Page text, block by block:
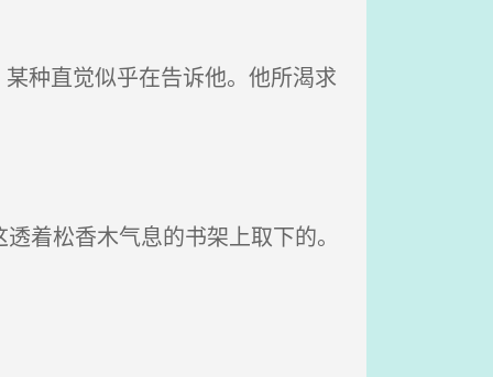
种直觉似乎在告诉他。他所渴求
松香木气息的书架上取下的。